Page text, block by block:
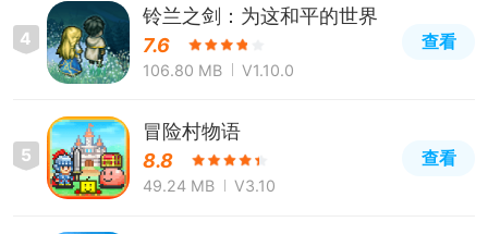
4
铃兰之剑：为这和平的世界
7.6
106.80 MB V1.10.0
查看
5
冒险村物语
8.8
49.24 MB V3.10
查看